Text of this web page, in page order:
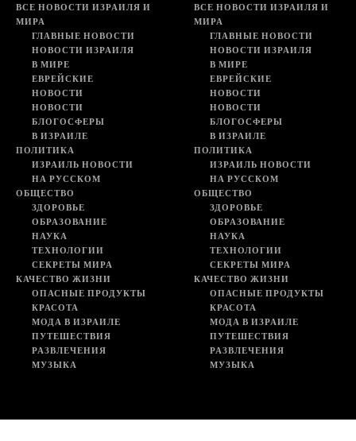
ВСЕ НОВОСТИ ИЗРАИЛЯ И
МИРА
ГЛАВНЫЕ НОВОСТИ
НОВОСТИ ИЗРАИЛЯ
В МИРЕ
ЕВРЕЙСКИЕ
НОВОСТИ
НОВОСТИ
БЛОГОСФЕРЫ
В ИЗРАИЛЕ
ПОЛИТИКА
ИЗРАИЛЬ НОВОСТИ
НА РУССКОМ
ОБЩЕСТВО
ЗДОРОВЬЕ
ОБРАЗОВАНИЕ
НАУКА
ТЕХНОЛОГИИ
СЕКРЕТЫ МИРА
КАЧЕСТВО ЖИЗНИ
ОПАСНЫЕ ПРОДУКТЫ
КРАСОТА
МОДА В ИЗРАИЛЕ
ПУТЕШЕСТВИЯ
РАЗВЛЕЧЕНИЯ
МУЗЫКА
ВСЕ НОВОСТИ ИЗРАИЛЯ И
МИРА
ГЛАВНЫЕ НОВОСТИ
НОВОСТИ ИЗРАИЛЯ
В МИРЕ
ЕВРЕЙСКИЕ
НОВОСТИ
НОВОСТИ
БЛОГОСФЕРЫ
В ИЗРАИЛЕ
ПОЛИТИКА
ИЗРАИЛЬ НОВОСТИ
НА РУССКОМ
ОБЩЕСТВО
ЗДОРОВЬЕ
ОБРАЗОВАНИЕ
НАУКА
ТЕХНОЛОГИИ
СЕКРЕТЫ МИРА
КАЧЕСТВО ЖИЗНИ
ОПАСНЫЕ ПРОДУКТЫ
КРАСОТА
МОДА В ИЗРАИЛЕ
ПУТЕШЕСТВИЯ
РАЗВЛЕЧЕНИЯ
МУЗЫКА